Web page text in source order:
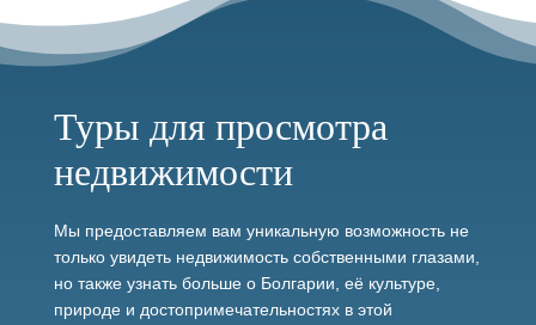
Туры для просмотра
недвижимости
Мы предоставляем вам уникальную возможность не
только увидеть недвижимость собственными глазами,
но также узнать больше о Болгарии, её культуре,
природе и достопримечательностях в этой